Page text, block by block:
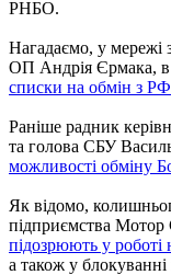
РНБО.
Нагадаємо, у мережі
ОП Андрія Єрмака, в
списки на обмін з РФ
Раніше радник
та голова СБУ
можливості обміну
Як відомо,
підприємства Мотор
підозрюють у роботі
а також у блокуванні